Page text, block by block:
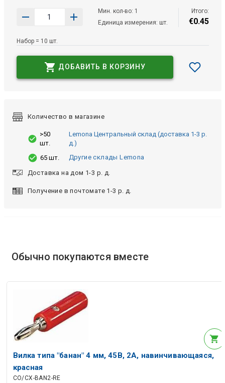
Мин. кол-во: 1
Единица измерения: шт.
Итого:
€0.45
Набор = 10 шт.
ДОБАВИТЬ В КОРЗИНУ
Количество в магазине
>50
шт.
Lemona Центральный склад (доставка 1-3 р.
д.)
65 шт.
Другие склады Lemona
Доставка на дом 1-3 р. д.
Получение в почтомате 1-3 р. д.
Обычно покупаются вместе
Вилка типа "банан" 4 мм, 45В, 2А, навинчивающаяся,
красная
CO/CX-BAN2-RE